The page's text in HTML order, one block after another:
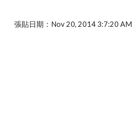
張貼日期：Nov 20, 2014 3:7:20 AM